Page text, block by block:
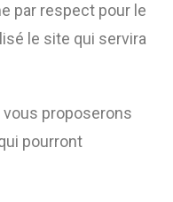
par respect pour le
le site qui servira
vous proposerons
pourront